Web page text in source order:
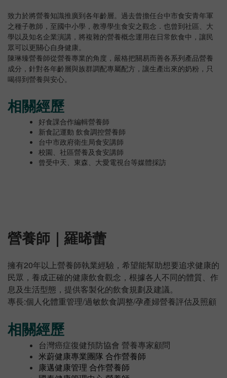
致力於將營養知識推廣到各年齡層。過去曾擔任台中市食安青年軍
之種子教師，至國中小學，教導學生食安之觀念．也曾到社區、大
學以及知名企業演講，將複雜的營養概念運用在日常飲食中，讓民
眾可以更關心自身健康。
陳琳臻營養師從營養專業的角度，嚴格把關易而善各系列產品營養
成分，針對各年齡層與族群調配專屬配方，讓生產出來的奶粉，只
喝得到營養與安心。
相關經歷
好食課合作編輯營養師
新食記運動 飲食調控營養師
台中市政府衛生局食安講師
校園、社區營養及食安講師
曾受中天、東森、大愛電視台等媒體採訪
營養師｜羅晞蕾
擁有20年以上營養師執業經驗，希望能幫助想要追求健康的
民眾，養成正確的健康飲食觀念，根據各人不同的體質、作
息及生活型態，提供客製化的飲食規劃及建議。
專長:個人化體重管理/過敏飲食調整/孕產婦營養評估及照顧
相關經歷
台灣癌症復健預防協會 營養專家顧問
米蔚健康專業團隊 合作營養師
康邁健康管理 合作營養師